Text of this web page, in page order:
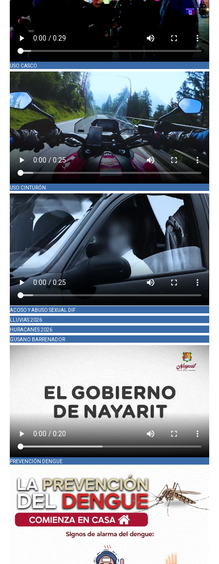
USO CASCO
USO CINTURÓN
ACOSO Y ABUSO SEXUAL DIF
LLUVIAS 2026
HURACANES 2026
GUSANO BARRENADOR
PREVENCIÓN DENGUE